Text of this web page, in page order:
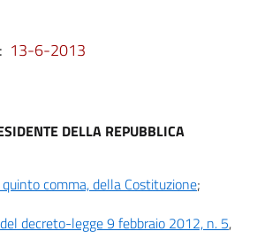
Capo V
Disposizioni transitorie e finali
13-6-2013
DELLA REPUBBLICA
comma, della Costituzione;
decreto-legge 9 febbraio 2012, n. 5,